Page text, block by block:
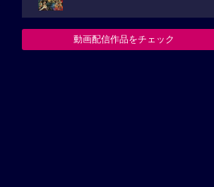
動画配信作品をチェック